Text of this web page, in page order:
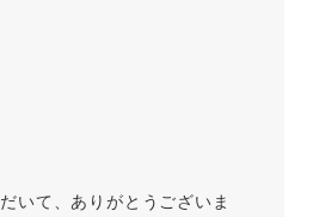
いて、ありがとうございま